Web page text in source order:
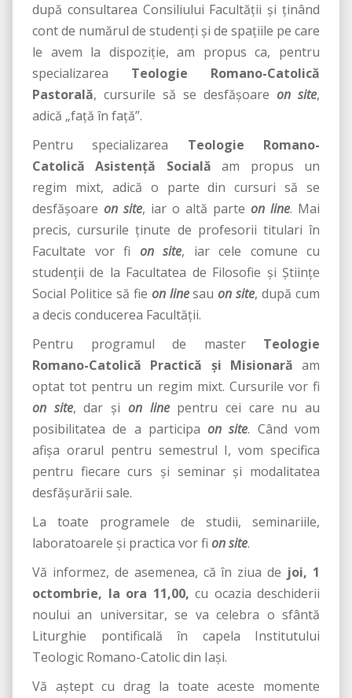
după consultarea Consiliului Facultății și ținând
cont de numărul de studenți și de spațiile pe care
le avem la dispoziție, am propus ca, pentru
specializarea Teologie Romano-Catolică
Pastorală, cursurile să se desfășoare on site,
adică „față în față”.
Pentru specializarea Teologie Romano-
Catolică Asistență Socială am propus un
regim mixt, adică o parte din cursuri să se
desfășoare on site, iar o altă parte on line. Mai
precis, cursurile ținute de profesorii titulari în
Facultate vor fi on site, iar cele comune cu
studenții de la Facultatea de Filosofie și Științe
Social Politice să fie on linesauon site, după cum
a decis conducerea Facultății.
Pentru programul de master Teologie
Romano-Catolică Practică și Misionară am
optat tot pentru un regim mixt. Cursurile vor fi
on site, dar și on linepentru cei care nu au
posibilitatea de a participaon site. Când vom
afișa orarul pentru semestrul I, vom specifica
pentru fiecare curs și seminar și modalitatea
desfășurării sale.
La toate programele de studii, seminariile,
laboratoarele și practica vor fi on site.
Vă informez, de asemenea, că în ziua de joi, 1
octombrie, la ora 11,00, cu ocazia deschiderii
noului an universitar, se va celebra o sfântă
Liturghie pontificală în capela Institutului
Teologic Romano-Catolic din Iași.
Vă aștept cu drag la toate aceste momente